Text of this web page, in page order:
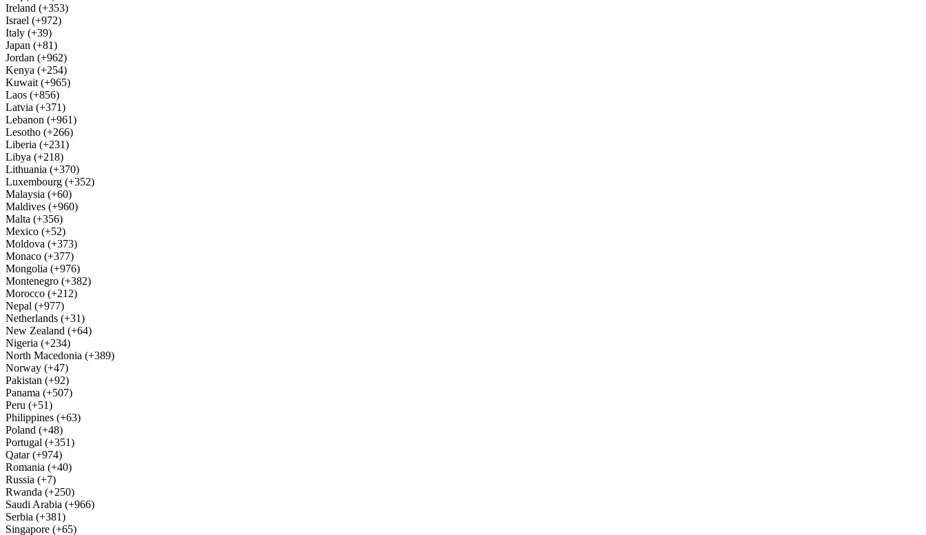
Ireland (+353)
Israel (+972)
Italy (+39)
Japan (+81)
Jordan (+962)
Kenya (+254)
Kuwait (+965)
Laos (+856)
Latvia (+371)
Lebanon (+961)
Lesotho (+266)
Liberia (+231)
Libya (+218)
Lithuania (+370)
Luxembourg (+352)
Malaysia (+60)
Maldives (+960)
Malta (+356)
Mexico (+52)
Moldova (+373)
Monaco (+377)
Mongolia (+976)
Montenegro (+382)
Morocco (+212)
Nepal (+977)
Netherlands (+31)
New Zealand (+64)
Nigeria (+234)
North Macedonia (+389)
Norway (+47)
Pakistan (+92)
Panama (+507)
Peru (+51)
Philippines (+63)
Poland (+48)
Portugal (+351)
Qatar (+974)
Romania (+40)
Russia (+7)
Rwanda (+250)
Saudi Arabia (+966)
Serbia (+381)
Singapore (+65)